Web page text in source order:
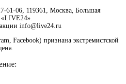
61-06, 119361, Москва, Большая
info@live24.ru
Facebook) признана экстремистской